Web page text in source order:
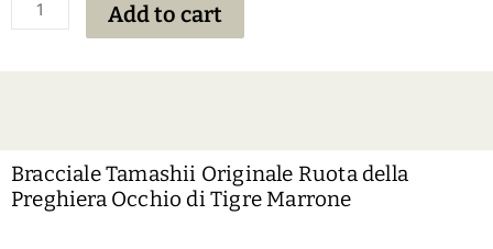
Add to cart
Bracciale Tamashii Originale Ruota della
Preghiera Occhio di Tigre Marrone